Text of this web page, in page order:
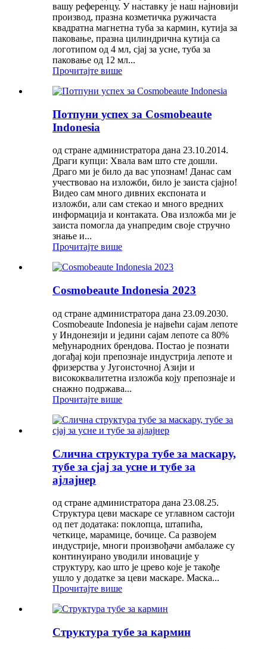
вашу референцу. У наставку је наш најновији
производ, празна козметичка ружичаста
квадратна магнетна туба за кармин, кутија за
паковање, празна цилиндрична кутија са
логотипом од 4 мл, сјај за усне, туба за
паковање од 12 мл...
Прочитајте више
Потпуни успех за Cosmobeaute
Indonesia
од стране администратора дана 23.10.2014.
Драги купци: Хвала вам што сте дошли.
Драго ми је било да вас упознам! Данас сам
учествовао на изложби, било је заиста сјајно!
Видео сам много дивних експоната и
изложби, али сам стекао и много вредних
информација и контаката. Ова изложба ми је
заиста помогла да унапредим своје стручно
знање и...
Прочитајте више
Cosmobeaute Indonesia 2023
од стране администратора дана 23.09.2030.
Cosmobeaute Indonesia је највећи сајам лепоте
у Индонезији и једини сајам лепоте са 80%
међународних брендова. Постао је познати
догађај који препознаје индустрија лепоте и
фризерства у Југоисточној Азији и
висококвалитетна изложба коју препознаје и
снажно подржава...
Прочитајте више
Слична структура тубе за маскару,
тубе за сјај за усне и тубе за
ајлајнер
од стране администратора дана 23.08.25.
Структура цеви маскаре се углавном састоји
од пет додатака: поклопца, штапића,
четкице, марамице, бочице. Са развојем
индустрије, многи произвођачи амбалаже су
континуирано уводили иновације у
структуру, као што је црево које је такође
ушло у додатке за цеви маскаре. Маска...
Прочитајте више
Структура тубе за кармин